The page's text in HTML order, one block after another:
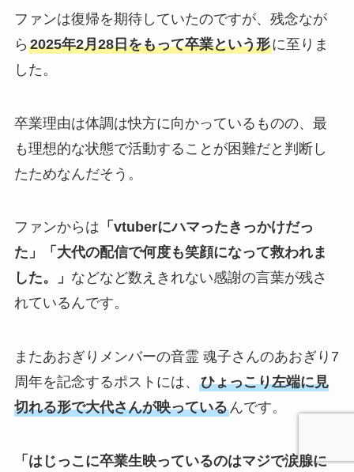
ファンは復帰を期待していたのですが、残念なが
ら 2025年2月28日をもって卒業という形に至りま
した。
卒業理由は体調は快方に向かっているものの、最
も理想的な状態で活動することが困難だと判断し
たためなんだそう。
ファンからは 「vtuberにハマったきっかけだっ
た」「大代の配信で何度も笑顔になって救われま
した。」 などなど数えきれない感謝の言葉が残さ
れているんです。
またあおぎりメンバーの音霊 魂子さんのあおぎり7
周年を記念するポストには、 ひょっこり左端に見
切れる形で大代さんが映っているんです。
「はじっこに卒業生映っているのはマジで涙腺に